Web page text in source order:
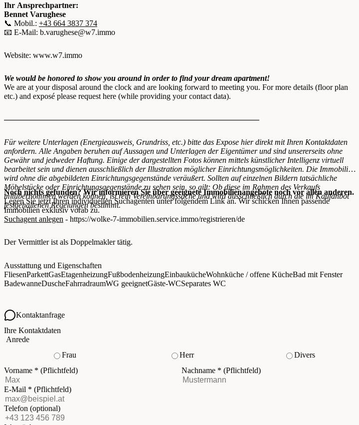
Ihr Ansprechpartner:
Bennet Varughese
📞 Mobil.: +43 664 3837 374
📧 E-Mail: b.varughese@w7.immo
Website: www.w7.immo
We would be honored to show you around in order to find your dream apartment!
We are at your disposal around the clock and are looking forward to meeting you. For more details (floor plan
etc.) and exposé please request here (while providing your contact data).
————————————————————————————————
Für weitere Unterlagen (Energieausweis, Grundriss, etc.) bitte das Expose hier direkt mit Ihren Kontaktdaten
anfordern. Alle Angaben beruhen auf Aussagen und Unterlagen der Eigentümer und sind unsererseits ohne
Gewähr und jedweder Haftung. Einige der dargestellten Fotos können mittels künstlicher Intelligenz virtuell
bearbeitet sein und dienen ausschließlich der Illustration möglicher Einrichtungsmöglichkeiten. Die Immobilie
wird ohne die abgebildeten Einrichtungsgegenstände veräußert. Sollten auf einzelnen Bildern tatsächliche
Möbelstücke oder Einrichtungsgegenstände zu sehen sein, so gilt: Ob diese im Rahmen des Verkaufs
mitübernommen werden können, ist rein Vereinbarungssache und wird ausschließlich durch die im Kaufanbot
festgehaltenen Regelungen bestimmt.
Noch nichts gefunden? Wir informieren Sie über geeignete Immobilienangebote noch vor allen anderen.
Legen Sie jetzt Ihren individuellen Suchagenten unter folgendem Link an. Wir schicken Ihnen passende
Immobilien exklusiv vorab zu.
Suchagent anlegen - https://wolke-7-immobilien.service.immo/registrieren/de
Der Vermittler ist als Doppelmakler tätig.
Ausstattung und Eigenschaften
FliesenParkettGasEtagenheizungFußbodenheizungEinbaukücheWohnküche / offene KücheBad mit Fenster
BadewanneDuscheFahrradraumWG geeignetGäste-WCSeparates WC
Kontaktanfrage
Ihre Kontaktdaten
Anrede
Frau
Herr
Divers
Vorname * (Pflichtfeld) Nachname * (Pflichtfeld)
E-Mail * (Pflichtfeld)
Telefon (optional)